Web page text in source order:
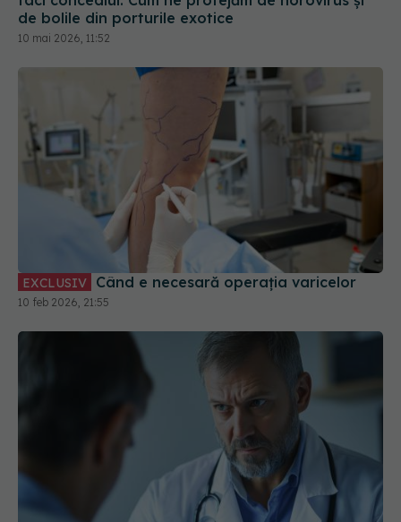
de bolile din porturile exotice
10 mai 2026, 11:52
EXCLUSIV Când e necesară operația varicelor
10 feb 2026, 21:55